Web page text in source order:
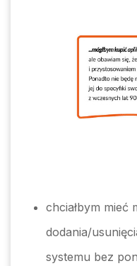
chciałbym mieć
dodania/
systemu bez